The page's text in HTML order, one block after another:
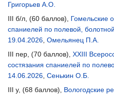
Григорьев А.О.
III б/л, (60 баллов), Гомельские
спаниелей по полевой,
19.04.2026 Омельянец П.А.
III пер, (70 баллов), XXIII
состязания спаниелей по
14.06.2026 Сенькин О.Б.
III у, (68 баллов), Вологодские